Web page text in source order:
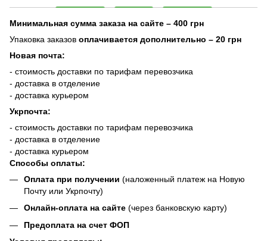
Минимальная сумма заказа на сайте – 400 грн
Упаковка заказов оплачивается дополнительно – 20 грн
Новая почта:
- стоимость доставки по тарифам перевозчика
- доставка в отделение
- доставка курьером
Укрпочта:
- стоимость доставки по тарифам перевозчика
- доставка в отделение
- доставка курьером
Способы оплаты:
Оплата при получении (наложенный платеж на Новую
Почту или Укрпочту)
Онлайн-оплата на сайте (через банковскую карту)
Предоплата на счет ФОП